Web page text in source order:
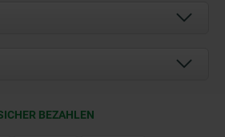
BEZAHLEN